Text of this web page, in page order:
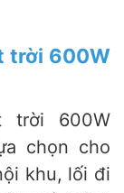
trời 600W
trời 600W
chọn cho
khu, lối đi